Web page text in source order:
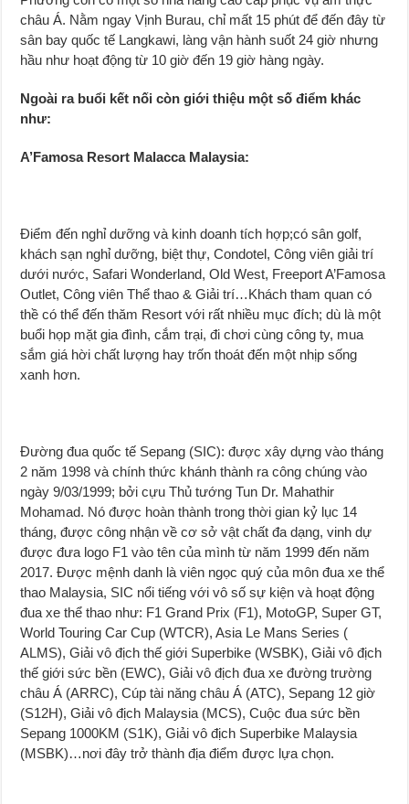
châu Á. Nằm ngay Vịnh Burau, chỉ mất 15 phút để đến đây từ
sân bay quốc tế Langkawi, làng vận hành suốt 24 giờ nhưng
hầu như hoạt động từ 10 giờ đến 19 giờ hàng ngày.
Ngoài ra buổi kết nối còn giới thiệu một số điểm khác
như:
A’Famosa Resort Malacca Malaysia:
Điểm đến nghỉ dưỡng và kinh doanh tích hợp;có sân golf,
khách sạn nghỉ dưỡng, biệt thự, Condotel, Công viên giải trí
dưới nước, Safari Wonderland, Old West, Freeport A’Famosa
Outlet, Công viên Thể thao & Giải trí…Khách tham quan có
thề có thể đến thăm Resort với rất nhiều mục đích; dù là một
buổi họp mặt gia đình, cắm trại, đi chơi cùng công ty, mua
sắm giá hời chất lượng hay trốn thoát đến một nhịp sống
xanh hơn.
Đường đua quốc tế Sepang (SIC): được xây dựng vào tháng
2 năm 1998 và chính thức khánh thành ra công chúng vào
ngày 9/03/1999; bởi cựu Thủ tướng Tun Dr. Mahathir
Mohamad. Nó được hoàn thành trong thời gian kỷ lục 14
tháng, được công nhận về cơ sở vật chất đa dạng, vinh dự
được đưa logo F1 vào tên của mình từ năm 1999 đến năm
2017. Được mệnh danh là viên ngọc quý của môn đua xe thể
thao Malaysia, SIC nổi tiếng với vô số sự kiện và hoạt động
đua xe thể thao như: F1 Grand Prix (F1), MotoGP, Super GT,
World Touring Car Cup (WTCR), Asia Le Mans Series (
ALMS), Giải vô địch thế giới Superbike (WSBK), Giải vô địch
thế giới sức bền (EWC), Giải vô địch đua xe đường trường
châu Á (ARRC), Cúp tài năng châu Á (ATC), Sepang 12 giờ
(S12H), Giải vô địch Malaysia (MCS), Cuộc đua sức bền
Sepang 1000KM (S1K), Giải vô địch Superbike Malaysia
(MSBK)…nơi đây trở thành địa điểm được lựa chọn.